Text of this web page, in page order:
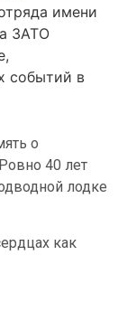
имени
ЗАТО
событий в
о
40 лет
лодке
как